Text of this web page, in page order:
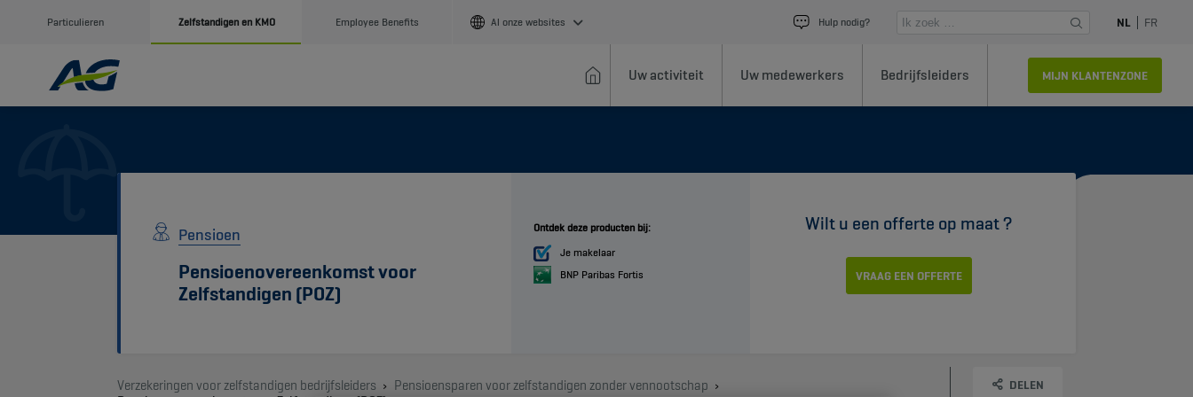
Particulieren Zelfstandigen en KMO Employee Benefits Al onze websites Hulp nodig? NL FR
Uw activiteit Uw medewerkers Bedrijfsleiders MIJN KLANTENZONE
Pensioen
Pensioenovereenkomst voor
Zelfstandigen (POZ)
Ontdek deze producten bij:
Je makelaar
BNP Paribas Fortis
Wilt u een offerte op maat ?
VRAAG EEN OFFERTE
Verzekeringen voor zelfstandigen bedrijfsleiders
Pensioensparen voor zelfstandigen zonder vennootschap
DELEN